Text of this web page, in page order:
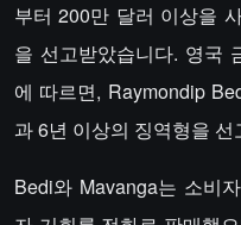
부터 200만 달러 이상을
을 선고받았습니다. 영국
에 따르면, Raymondip
과 6년 이상의 징역형을
Bedi와 Mavanga는 소비